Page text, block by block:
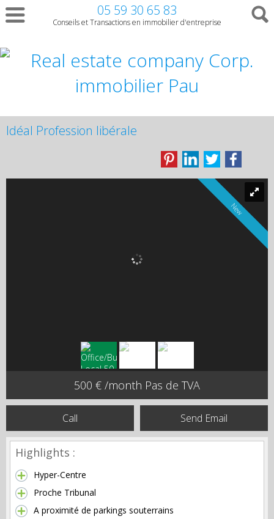
05 59 30 65 83
Conseils et Transactions en immobilier d'entreprise
Idéal Profession libérale
New
500 € /month Pas de TVA
Call Send Email
Highlights :
Hyper-Centre
Proche Tribunal
A proximité de parkings souterrains